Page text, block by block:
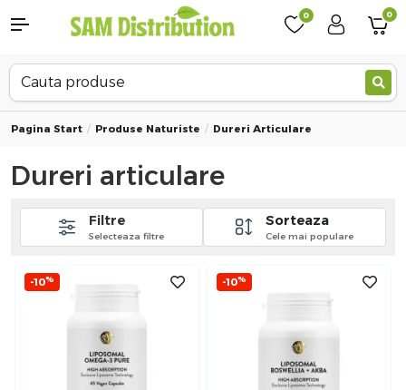
0 0
Pagina Start Produse Naturiste Dureri Articulare
Dureri articulare
Sorteaza
Cele mai populare
Filtre
Selecteaza filtre
-10% -10%